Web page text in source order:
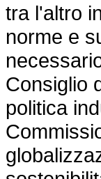
tra l'altro
norme e
Consiglio
politica